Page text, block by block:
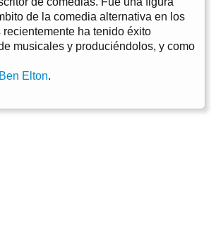
de la comedia alternativa en los
ha tenido éxito
musicales y produciéndolos, y como
Elton.